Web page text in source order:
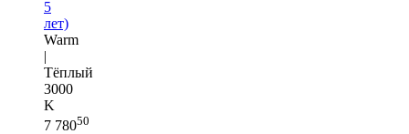
5
лет)
Warm
|
Тёплый
3000
K
7 78050